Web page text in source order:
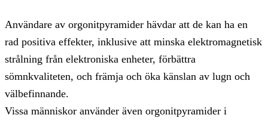
Användare av orgonitpyramider hävdar att de kan ha en
rad positiva effekter, inklusive att minska elektromagnetisk
strålning från elektroniska enheter, förbättra
sömnkvaliteten, och främja och öka känslan av lugn och
välbefinnande.
Vissa människor använder även orgonitpyramider i